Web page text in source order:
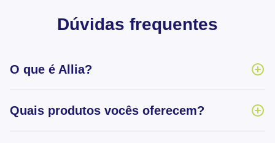
Dúvidas frequentes
O que é Allia?
Quais produtos vocês oferecem?